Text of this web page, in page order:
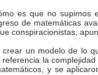
es que no supimos
de matemáticas
conspiracionistas,
crear un modelo de lo
la
y se